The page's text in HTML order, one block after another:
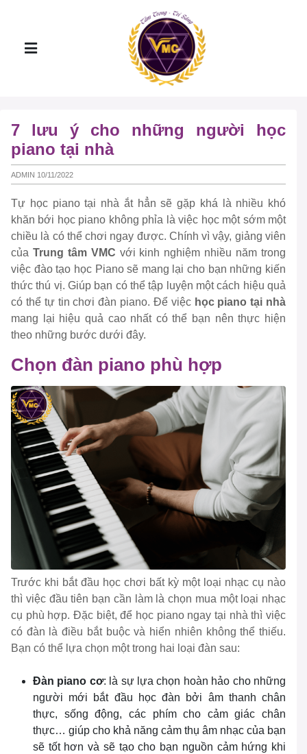
7 lưu ý cho những người học
piano tại nhà
ADMIN 10/11/2022
Tự học piano tại nhà ắt hẳn sẽ gặp khá là nhiều khó
khăn bới học piano không phỉa là việc học một sớm một
chiều là có thể chơi ngay được. Chính vì vậy, giảng viên
của Trung tâm VMC với kinh nghiệm nhiều năm trong
việc đào tạo học Piano sẽ mang lại cho bạn những kiến
thức thú vị. Giúp bạn có thể tập luyện một cách hiệu quả
có thể tự tin chơi đàn piano. Để việc học piano tại nhà
mang lại hiệu quả cao nhất có thể bạn nên thực hiện
theo những bước dưới đây.
Chọn đàn piano phù hợp
Trước khi bắt đầu học chơi bất kỳ một loại nhạc cụ nào
thì việc đầu tiên bạn cần làm là chọn mua một loại nhạc
cụ phù hợp. Đặc biệt, để học piano ngay tại nhà thì việc
có đàn là điều bắt buộc và hiển nhiên không thể thiếu.
Bạn có thể lựa chọn một trong hai loại đàn sau:
Đàn piano cơ: là sự lựa chọn hoàn hảo cho những
người mới bắt đầu học đàn bởi âm thanh chân
thực, sống động, các phím cho cảm giác chân
thực… giúp cho khả năng cảm thụ âm nhạc của bạn
sẽ tốt hơn và sẽ tạo cho bạn nguồn cảm hứng khi